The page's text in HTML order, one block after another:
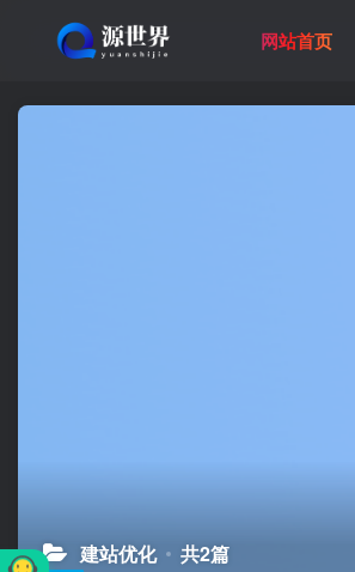
网站首页
建站优化 共2篇